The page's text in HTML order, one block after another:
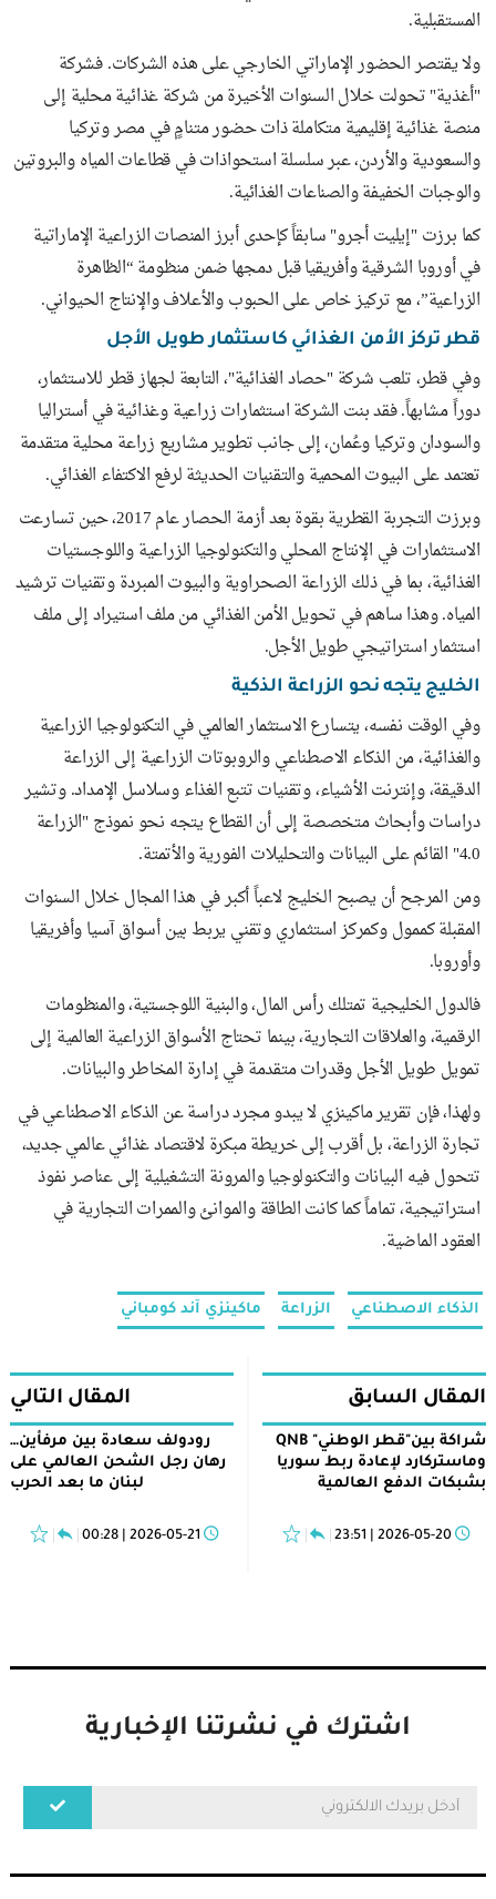
المستقبلية.
ولا يقتصر الحضور الإماراتي الخارجي على هذه الشركات. فشركة
"أغذية" تحولت خلال السنوات الأخيرة من شركة غذائية محلية إلى
منصة غذائية إقليمية متكاملة ذات حضور متنامٍ في مصر وتركيا
والسعودية والأردن، عبر سلسلة استحواذات في قطاعات المياه والبروتين
والوجبات الخفيفة والصناعات الغذائية.
كما برزت "إيليت أجرو" سابقاً كإحدى أبرز المنصات الزراعية الإماراتية
في أوروبا الشرقية وأفريقيا قبل دمجها ضمن منظومة “الظاهرة
الزراعية”، مع تركيز خاص على الحبوب والأعلاف والإنتاج الحيواني.
قطر تركز الأمن الغذائي كاستثمار طويل الأجل
وفي قطر، تلعب شركة "حصاد الغذائية"، التابعة لجهاز قطر للاستثمار،
دوراً مشابهاً. فقد بنت الشركة استثمارات زراعية وغذائية في أستراليا
والسودان وتركيا وعُمان، إلى جانب تطوير مشاريع زراعة محلية متقدمة
تعتمد على البيوت المحمية والتقنيات الحديثة لرفع الاكتفاء الغذائي.
وبرزت التجربة القطرية بقوة بعد أزمة الحصار عام 2017، حين تسارعت
الاستثمارات في الإنتاج المحلي والتكنولوجيا الزراعية واللوجستيات
الغذائية، بما في ذلك الزراعة الصحراوية والبيوت المبردة وتقنيات ترشيد
المياه. وهذا ساهم في تحويل الأمن الغذائي من ملف استيراد إلى ملف
استثمار استراتيجي طويل الأجل.
الخليج يتجه نحو الزراعة الذكية
وفي الوقت نفسه، يتسارع الاستثمار العالمي في التكنولوجيا الزراعية
والغذائية، من الذكاء الاصطناعي والروبوتات الزراعية إلى الزراعة
الدقيقة، وإنترنت الأشياء، وتقنيات تتبع الغذاء وسلاسل الإمداد. وتشير
دراسات وأبحاث متخصصة إلى أن القطاع يتجه نحو نموذج "الزراعة
4.0" القائم على البيانات والتحليلات الفورية والأتمتة.
ومن المرجح أن يصبح الخليج لاعباً أكبر في هذا المجال خلال السنوات
المقبلة كممول وكمركز استثماري وتقني يربط بين أسواق آسيا وأفريقيا
وأوروبا.
فالدول الخليجية تمتلك رأس المال، والبنية اللوجستية، والمنظومات
الرقمية، والعلاقات التجارية، بينما تحتاج الأسواق الزراعية العالمية إلى
تمويل طويل الأجل وقدرات متقدمة في إدارة المخاطر والبيانات.
ولهذا، فإن تقرير ماكينزي لا يبدو مجرد دراسة عن الذكاء الاصطناعي في
تجارة الزراعة، بل أقرب إلى خريطة مبكرة لاقتصاد غذائي عالمي جديد،
تتحول فيه البيانات والتكنولوجيا والمرونة التشغيلية إلى عناصر نفوذ
استراتيجية، تماماً كما كانت الطاقة والموانئ والممرات التجارية في
العقود الماضية.
الذكاء الاصطناعي الزراعة ماكينزي آند كومباني
المقال السابق
شراكة بين"قطر الوطني" QNB
وماستركارد لإعادة ربط سوريا
بشبكات الدفع العالمية
2026-05-20 | 23:51
المقال التالي
رودولف سعادة بين مرفأين…
رهان رجل الشحن العالمي على
لبنان ما بعد الحرب
2026-05-21 | 00:28
اشترك في نشرتنا الإخبارية